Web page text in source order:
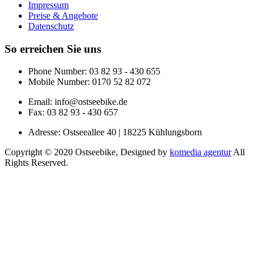
Impressum
Preise & Angebote
Datenschutz
So erreichen Sie uns
Phone Number: 03 82 93 - 430 655
Mobile Number: 0170 52 82 072
Email: info@ostseebike.de
Fax: 03 82 93 - 430 657
Adresse: Ostseeallee 40 | 18225 Kühlungsborn
Copyright © 2020 Ostseebike, Designed by komedia agenturAll
Rights Reserved.